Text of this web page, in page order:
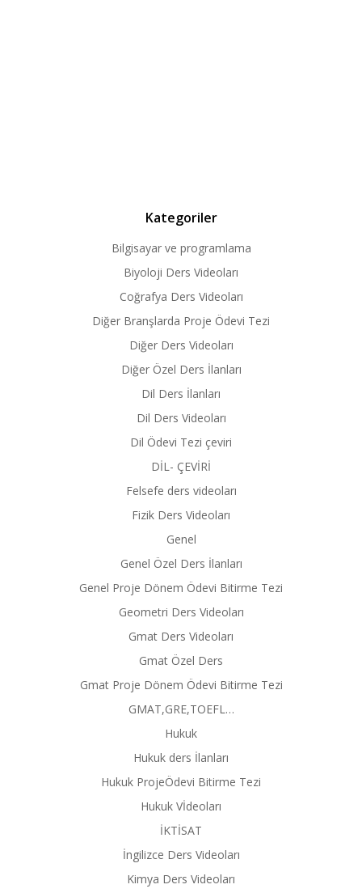
Kategoriler
Bilgisayar ve programlama
Biyoloji Ders Videoları
Coğrafya Ders Videoları
Diğer Branşlarda Proje Ödevi Tezi
Diğer Ders Videoları
Diğer Özel Ders İlanları
Dil Ders İlanları
Dil Ders Videoları
Dil Ödevi Tezi çeviri
DİL- ÇEVİRİ
Felsefe ders videoları
Fizik Ders Videoları
Genel
Genel Özel Ders İlanları
Genel Proje Dönem Ödevi Bitirme Tezi
Geometri Ders Videoları
Gmat Ders Videoları
Gmat Özel Ders
Gmat Proje Dönem Ödevi Bitirme Tezi
GMAT,GRE,TOEFL…
Hukuk
Hukuk ders İlanları
Hukuk ProjeÖdevi Bitirme Tezi
Hukuk Vİdeoları
İKTİSAT
İngilizce Ders Videoları
Kimya Ders Videoları